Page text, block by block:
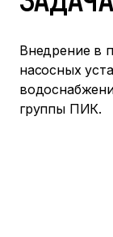
Внедрение в
насосных
группы ПИК.